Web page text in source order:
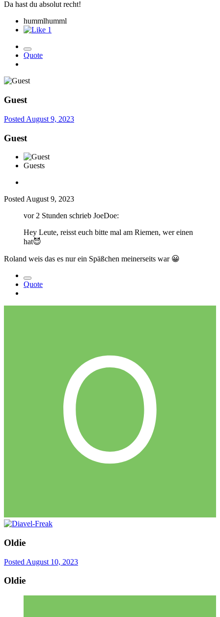
Da hast du absolut recht!
hummlhumml
1
Quote
Guest
Posted August 9, 2023
Guest
Guests
Posted August 9, 2023
vor 2 Stunden schrieb JoeDoe:
Hey Leute, reisst euch bitte mal am Riemen, wer einen
hat😈
Roland weis das es nur ein Späßchen meinerseits war 😀
Quote
Oldie
Posted August 10, 2023
Oldie